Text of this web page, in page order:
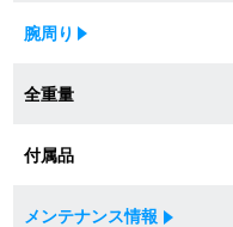
修理・メンテンナンスに
オーバーホールについて
外装仕上げについて
電池交換について
腕周り
全重量
付属品
メンテナンス情報